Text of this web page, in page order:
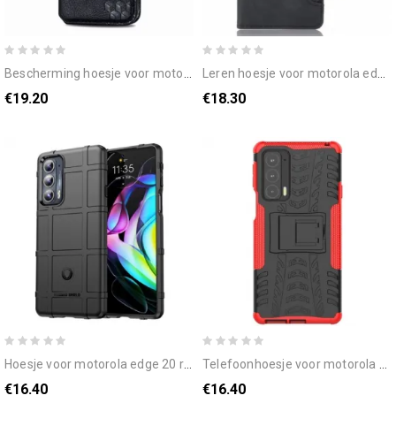
bescherming hoesje voor motorola edge 20 folio-hoesje diamant textuur leereffect
€19.20
leren hoesje voor motorola edge 20 eerste klas multi-kaart
€18.30
hoesje voor motorola edge 20 rustig schild
€16.40
telefoonhoesje voor motorola edge 20 premium bestendig
€16.40